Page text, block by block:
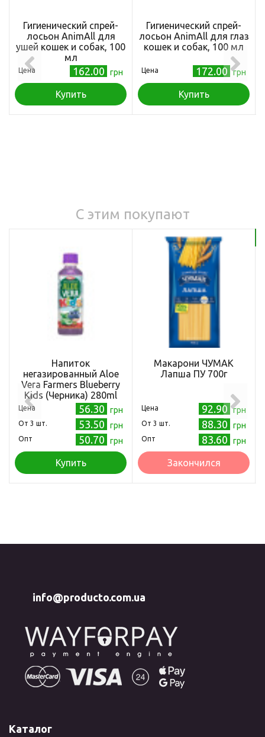
Гигиенический спрей-
лосьон AnimAll для
ушей кошек и собак, 100
мл
Цена 162.00 грн
Купить
Гигиенический спрей-
лосьон AnimAll для глаз
кошек и собак, 100 мл
Цена 172.00 грн
Купить
С этим покупают
Напиток
негазированный Aloe
Vera Farmers Blueberry
Kids (Черника) 280ml
Цена 56.30 грн
Oт 3 шт. 53.50 грн
Опт 50.70 грн
Купить
Макарони ЧУМАК
Лапша ПУ 700г
Цена 92.90 грн
Oт 3 шт. 88.30 грн
Опт 83.60 грн
Закончился
info@producto.com.ua
Каталог